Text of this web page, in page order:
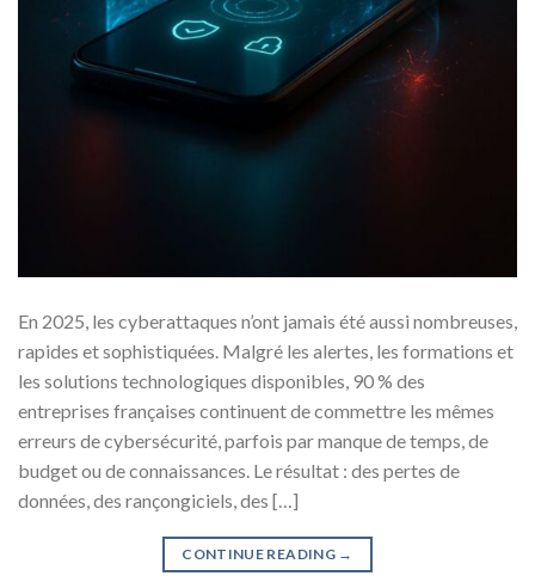
En 2025, les cyberattaques n’ont jamais été aussi nombreuses,
rapides et sophistiquées. Malgré les alertes, les formations et
les solutions technologiques disponibles, 90 % des
entreprises françaises continuent de commettre les mêmes
erreurs de cybersécurité, parfois par manque de temps, de
budget ou de connaissances. Le résultat : des pertes de
données, des rançongiciels, des […]
CONTINUE READING →